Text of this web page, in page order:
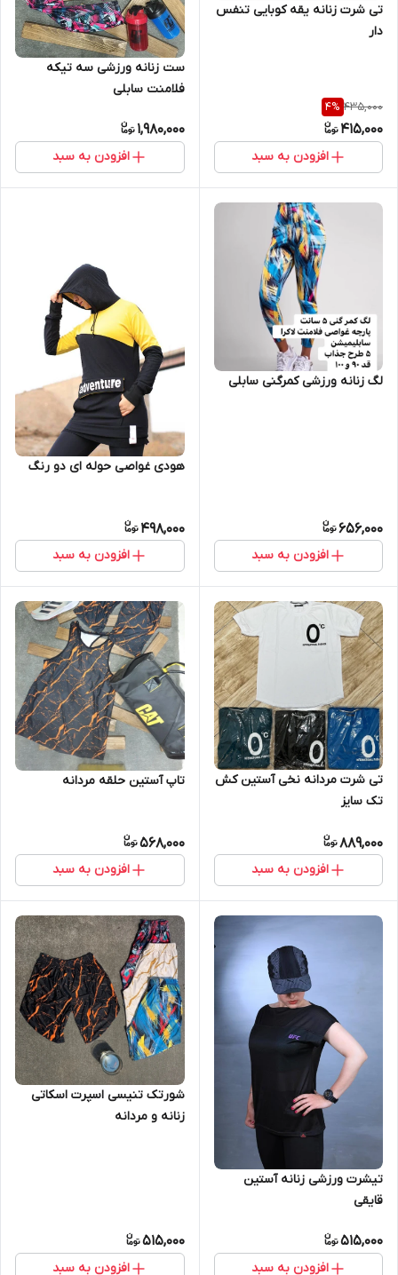
تی شرت زنانه یقه کوبایی تنفس
دار
435,000
4%
415,000
افزودن به سبد
ست زنانه ورزشی سه تیکه
فلامنت سابلی
1,980,000
افزودن به سبد
لگ زنانه ورزشی کمرگنی سابلی
656,000
افزودن به سبد
هودی غواصی حوله ای دو رنگ
498,000
افزودن به سبد
تی شرت مردانه نخی آستین کش
تک سایز
889,000
افزودن به سبد
تاپ آستین حلقه مردانه
568,000
افزودن به سبد
تیشرت ورزشی زنانه آستین
قایقی
515,000
افزودن به سبد
شورتک تنیسی اسپرت اسکاتی
زنانه و مردانه
515,000
افزودن به سبد